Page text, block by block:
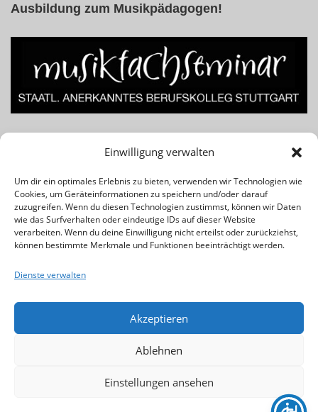
Einwilligung verwalten
Um dir ein optimales Erlebnis zu bieten, verwenden wir Technologien wie
Cookies, um Geräteinformationen zu speichern und/oder darauf
zuzugreifen. Wenn du diesen Technologien zustimmst, können wir Daten
wie das Surfverhalten oder eindeutige IDs auf dieser Website
verarbeiten. Wenn du deine Einwilligung nicht erteilst oder zurückziehst,
können bestimmte Merkmale und Funktionen beeinträchtigt werden.
Dienste verwalten
Akzeptieren
Ablehnen
Einstellungen ansehen
Ausbildung zum Musikpädagogen!
Lust am Beruf des Musiklehrers bzw. Musikpädagogen? Für
Rechtliches & Wichtiges:
Kontakt
Datenschutz
Cookie-Richtlinie (EU)
Copyright © 2026 Musikschule Eberhard | Stuttgart
Theme von FameThemes